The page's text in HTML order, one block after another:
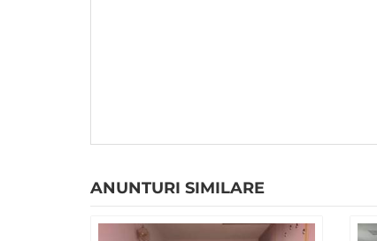
ANUNTURI SIMILARE